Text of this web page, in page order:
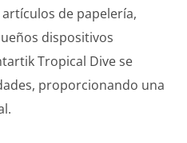
de papelería,
dispositivos
Tropical Dive se
proporcionando una